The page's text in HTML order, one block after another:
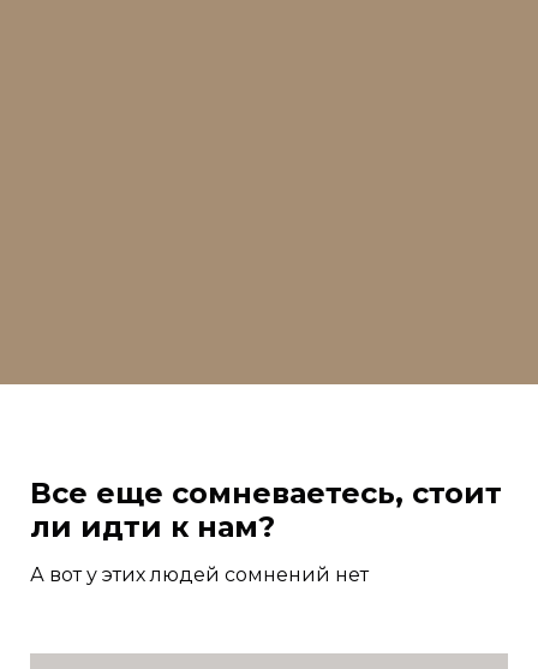
Все еще сомневаетесь, стоит
ли идти к нам?
А вот у этих людей сомнений нет